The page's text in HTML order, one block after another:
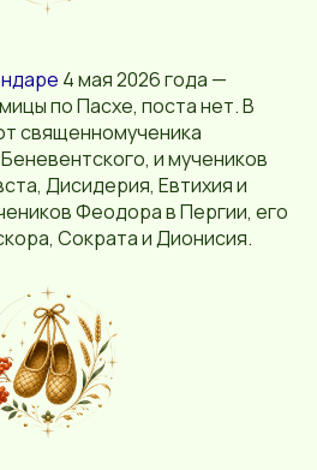
4 мая 2026 года —
по Пасхе, поста нет. В
священномученика
и мучеников
Дисидерия, Евтихия и
Феодора в Пергии, его
Сократа и Дионисия.